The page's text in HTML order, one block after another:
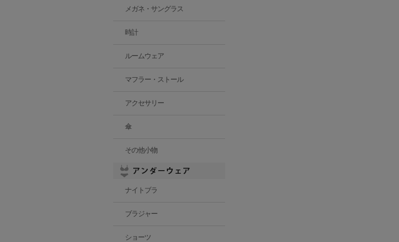
メガネ・サングラス
時計
ルームウェア
マフラー・ストール
アクセサリー
傘
その他小物
ナイトブラ
ブラジャー
ショーツ